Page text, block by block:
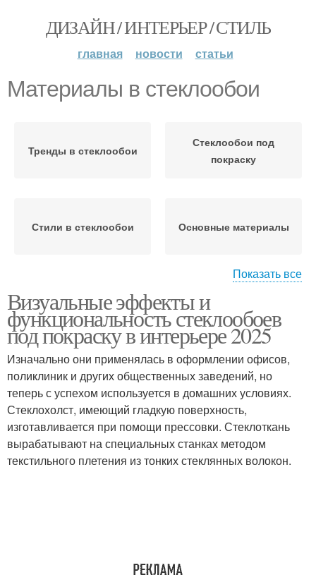
ДИЗАЙН / ИНТЕРЬЕР / СТИЛЬ
главная новости статьи
Материалы в стеклообои
Тренды в стеклообои
Стеклообои под
покраску
Стили в стеклообои Основные материалы
Краски на стеклообои
стеклообои
Показать все
Визуальные эффекты и
функциональность стеклообоев
под покраску в интерьере 2025
Изначально они применялась в оформлении офисов,
поликлиник и других общественных заведений, но
теперь с успехом используется в домашних условиях.
Стеклохолст, имеющий гладкую поверхность,
изготавливается при помощи прессовки. Стеклоткань
вырабатывают на специальных станках методом
текстильного плетения из тонких стеклянных волокон.